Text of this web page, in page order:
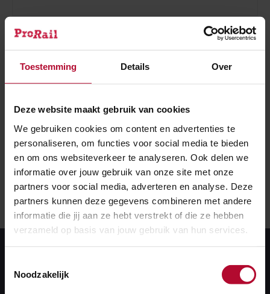
Toestemming Details Over
Deze website maakt gebruik van cookies
We gebruiken cookies om content en advertenties te
personaliseren, om functies voor social media te bieden
en om ons websiteverkeer te analyseren. Ook delen we
informatie over jouw gebruik van onze site met onze
partners voor social media, adverteren en analyse. Deze
partners kunnen deze gegevens combineren met andere
informatie die jij aan ze hebt verstrekt of die ze hebben
verzameld op basis van jouw gebruik van hun services.
Noodzakelijk